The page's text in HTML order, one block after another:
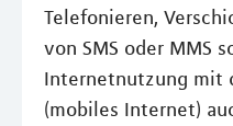
Telefonieren,
von SMS oder MMS
Internetnutzung mit
(mobiles Internet)